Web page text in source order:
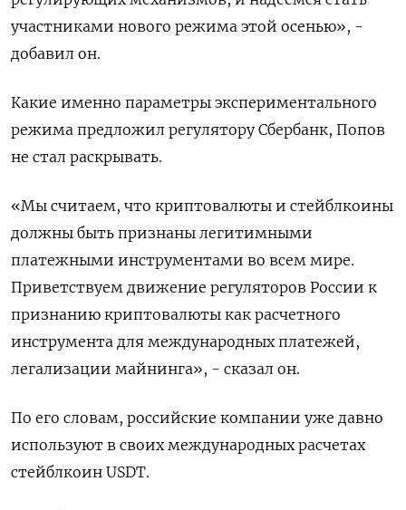
участниками нового режима этой осенью», -
добавил он.
Какие именно параметры экспериментального
режима предложил регулятору Сбербанк, Попов
не стал раскрывать.
«Мы считаем, что криптовалюты и стейблкоины
должны быть признаны легитимными
платежными инструментами во всем мире.
Приветствуем движение регуляторов России к
признанию криптовалюты как расчетного
инструмента для международных платежей,
легализации майнинга», - сказал он.
По его словам, российские компании уже давно
используют в своих международных расчетах
стейблкоин USDT.